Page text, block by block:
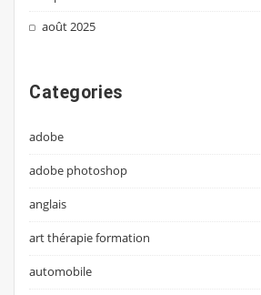
août 2025
Categories
adobe
adobe photoshop
anglais
art thérapie formation
automobile